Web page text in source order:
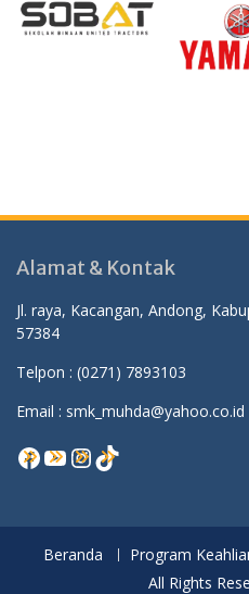
Alamat & Kontak
Jl. raya, Kacangan, Andong,
57384
Telpon : (0271) 7893103
Email : smk_muhda@yahoo.co.id
Facebook
YouTube
Instagram
TikTok
Beranda Program
All Rights